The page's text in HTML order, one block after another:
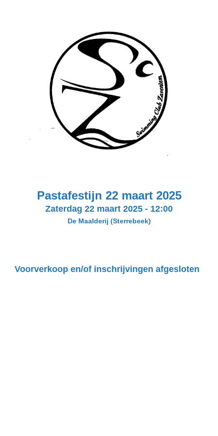
Pastafestijn 22 maart 2025
Zaterdag 22 maart 2025 - 12:00
De Maalderij (Sterrebeek)
Voorverkoop en/of inschrijvingen afgesloten